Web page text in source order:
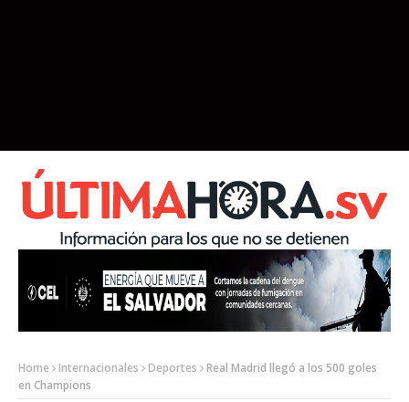
Home Internacionales Deportes
Real Madrid llegó a los 500 goles
en Champions